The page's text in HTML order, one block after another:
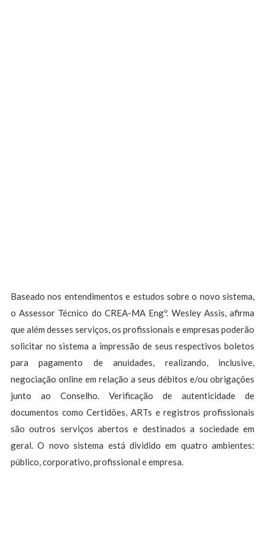
Baseado nos entendimentos e estudos sobre o novo sistema,
o Assessor Técnico do CREA-MA Engº. Wesley Assis, afirma
que além desses serviços, os profissionais e empresas poderão
solicitar no sistema a impressão de seus respectivos boletos
para pagamento de anuidades, realizando, inclusive,
negociação online em relação a seus débitos e/ou obrigações
junto ao Conselho. Verificação de autenticidade de
documentos como Certidões, ARTs e registros profissionais
são outros serviços abertos e destinados a sociedade em
geral. O novo sistema está dividido em quatro ambientes:
público, corporativo, profissional e empresa.